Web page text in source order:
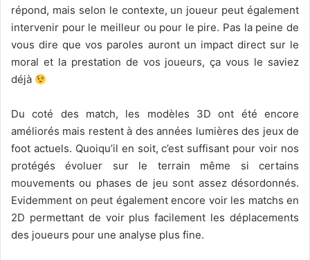
répond, mais selon le contexte, un joueur peut également
intervenir pour le meilleur ou pour le pire. Pas la peine de
vous dire que vos paroles auront un impact direct sur le
moral et la prestation de vos joueurs, ça vous le saviez
déjà
Du coté des match, les modèles 3D ont été encore
améliorés mais restent à des années lumières des jeux de
foot actuels. Quoiqu’il en soit, c’est suffisant pour voir nos
protégés évoluer sur le terrain même si certains
mouvements ou phases de jeu sont assez désordonnés.
Evidemment on peut également encore voir les matchs en
2D permettant de voir plus facilement les déplacements
des joueurs pour une analyse plus fine.